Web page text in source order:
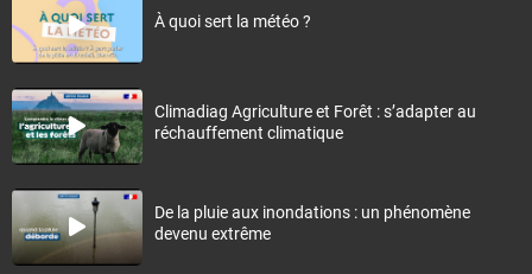
À quoi sert la météo ?
Climadiag Agriculture et Forêt : s’adapter au
réchauffement climatique
De la pluie aux inondations : un phénomène
devenu extrême